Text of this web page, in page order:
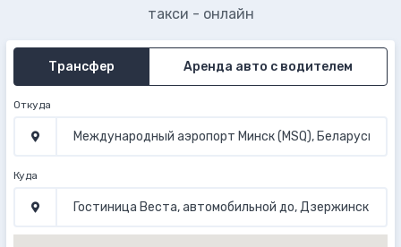
такси - онлайн
Трансфер Аренда авто с водителем
Откуда
Куда